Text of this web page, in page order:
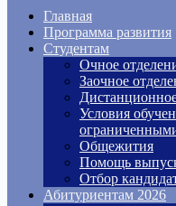
Главная
Программа развития
Студентам
Очное
Заочное
Условия
Общежития
Помощь
Отбор
Абитуриентам 2026